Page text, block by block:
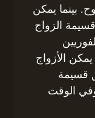
بينما يمكن
قسيمة الزواج
الأزواج
قسيمة
الوقت